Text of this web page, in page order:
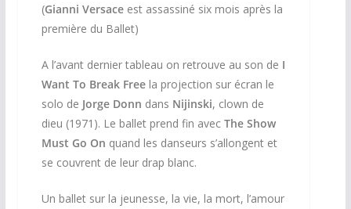
(Gianni Versaceest assassiné six mois après la
première du Ballet)
A l’avant dernier tableau on retrouve au son de I
Want To Break Freela projection sur écran le
solo de Jorge Donn dans Nijinski, clown de
dieu (1971). Le ballet prend fin avec The Show
Must Go On quand les danseurs s’allongent et
se couvrent de leur drap blanc.
Un ballet sur la jeunesse, la vie, la mort, l’amour